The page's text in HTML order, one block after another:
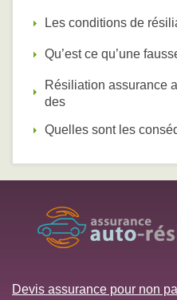
Les conditions de
Qu’est ce qu’une
Résiliation assurance
des
Quelles sont les
Devis assurance pour non